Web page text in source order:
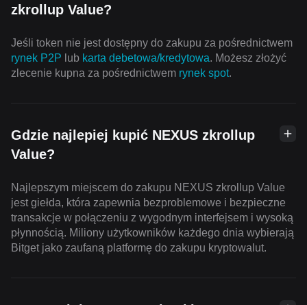
zkrollup Value?
Jeśli token nie jest dostępny do zakupu za pośrednictwem
rynek P2P lub karta debetowa/kredytowa. Możesz złożyć
zlecenie kupna za pośrednictwem rynek spot.
Gdzie najlepiej kupić NEXUS zkrollup
Value?
Najlepszym miejscem do zakupu NEXUS zkrollup Value
jest giełda, która zapewnia bezproblemowe i bezpieczne
transakcje w połączeniu z wygodnym interfejsem i wysoką
płynnością. Miliony użytkowników każdego dnia wybierają
Bitget jako zaufaną platformę do zakupu kryptowalut.